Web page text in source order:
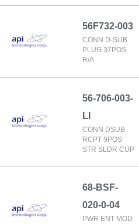
56F732-003
CONN D-SUB
PLUG 37POS
R/A
56-706-003-
LI
CONN DSUB
RCPT 9POS
STR SLDR CUP
68-BSF-
020-0-04
PWR ENT MOD